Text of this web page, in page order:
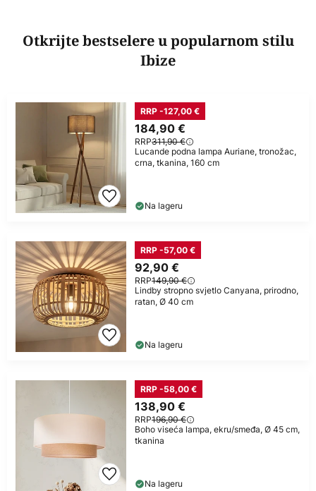
Otkrijte bestselere u popularnom stilu
Ibize
184,90 €
RRP311,90 €
RRP -127,00 €
Lucande podna lampa Auriane, tronožac,
crna, tkanina, 160 cm
Na lageru
92,90 €
RRP149,90 €
RRP -57,00 €
Lindby stropno svjetlo Canyana, prirodno,
ratan, Ø 40 cm
Na lageru
138,90 €
RRP196,90 €
RRP -58,00 €
Boho viseća lampa, ekru/smeđa, Ø 45 cm,
tkanina
Na lageru